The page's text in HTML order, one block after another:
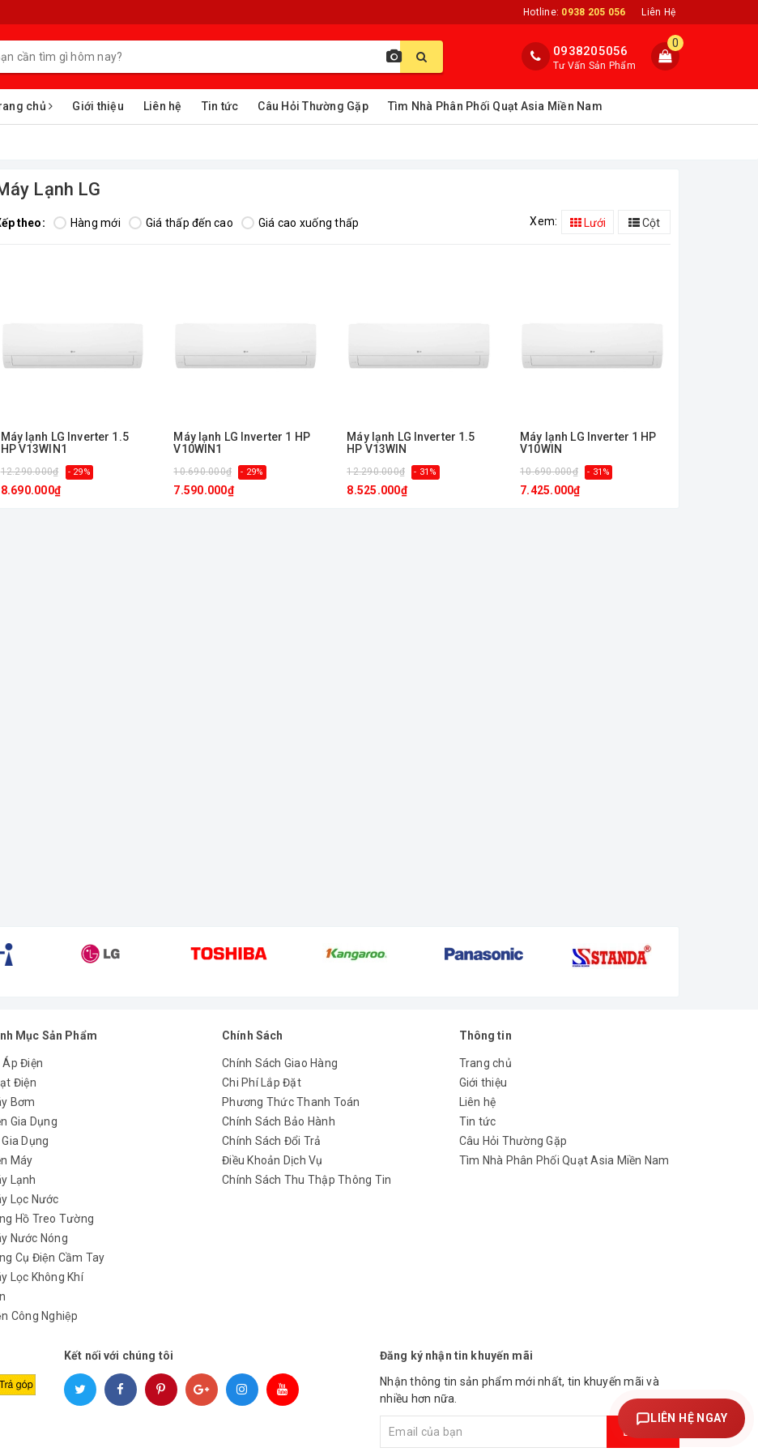
Hotline: 0938 205 056 Liên Hệ
0
0938205056
Tư Vấn Sản Phẩm
chủ Giới thiệu Liên hệ Tin tức Câu Hỏi Thường Gặp Tìm Nhà Phân Phối Quạt Asia Miền Nam
Lạnh LG
theo: Hàng mới Giá thấp đến cao Giá cao xuống thấp Xem: Lưới Cột
Máy lạnh LG Inverter 1.5
HP V13WIN1
12.290.000₫ - 29%
8.690.000₫
Máy lạnh LG Inverter 1 HP
V10WIN1
10.690.000₫ - 29%
7.590.000₫
Máy lạnh LG Inverter 1.5
HP V13WIN
12.290.000₫ - 31%
8.525.000₫
Máy lạnh LG Inverter 1 HP
V10WIN
10.690.000₫ - 31%
7.425.000₫
Mục Sản Phẩm
Áp Điện
Điện
Bơm
Gia Dụng
Dụng
Máy
Lạnh
Lọc Nước
Hồ Treo Tường
Nước Nóng
Cụ Điện Cầm Tay
Lọc Không Khí
Công Nghiệp
Chính Sách
Chính Sách Giao Hàng
Chi Phí Lắp Đặt
Phương Thức Thanh Toán
Chính Sách Bảo Hành
Chính Sách Đổi Trả
Điều Khoản Dịch Vụ
Chính Sách Thu Thập Thông Tin
Thông tin
Trang chủ
Giới thiệu
Liên hệ
Tin tức
Câu Hỏi Thường Gặp
Tìm Nhà Phân Phối Quạt Asia Miền Nam
Kết nối với chúng tôi
Đăng ký nhận tin khuyến mãi
Nhận thông tin sản phẩm mới nhất, tin khuyến mãi và
nhiều hơn nữa.
Đăng ký
LIÊN HỆ NGAY